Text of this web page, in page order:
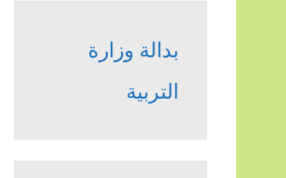
بدالة وزارة
التربية